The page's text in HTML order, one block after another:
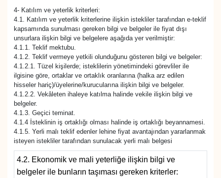
4- Katılım ve yeterlik kriterleri:
4.1. Katılım ve yeterlik kriterlerine ilişkin istekliler tarafından e-teklif
kapsamında sunulması gereken bilgi ve belgeler ile fiyat dışı
unsurlara ilişkin bilgi ve belgelere aşağıda yer verilmiştir:
4.1.1. Teklif mektubu.
4.1.2. Teklif vermeye yetkili olunduğunu gösteren bilgi ve belgeler:
4.1.2.1. Tüzel kişilerde; isteklilerin yönetimindeki görevliler ile
ilgisine göre, ortaklar ve ortaklık oranlarına (halka arz edilen
hisseler hariç)/üyelerine/kurucularına ilişkin bilgi ve belgeler.
4.1.2.2. Vekâleten ihaleye katılma halinde vekile ilişkin bilgi ve
belgeler.
4.1.3. Geçici teminat.
4.1.4 İsteklinin iş ortaklığı olması halinde iş ortaklığı beyannamesi.
4.1.5. Yerli malı teklif edenler lehine fiyat avantajından yararlanmak
isteyen istekliler tarafından sunulacak yerli malı belgesi
4.2. Ekonomik ve mali yeterliğe ilişkin bilgi ve
belgeler ile bunların taşıması gereken kriterler:
SAĞLIK
Seri İlan
Sinema - TV
SİYASET
SPOR
TEBRİK
TEKNOLOJİ